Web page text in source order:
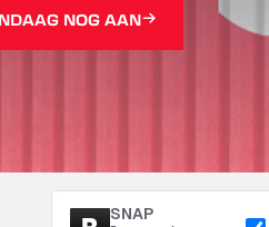
NOG AAN
SNAP